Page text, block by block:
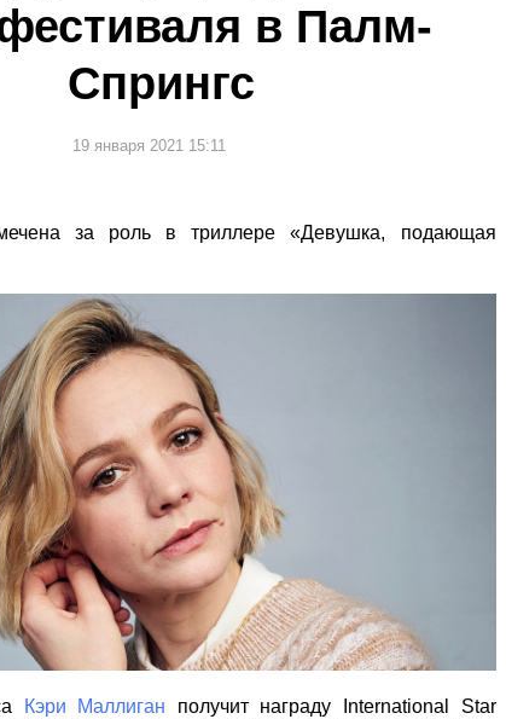
в Палм-
Спрингс
19 января 2021 15:11
за роль в триллере «Девушка, подающая
Кэри Маллиган получит награду International Star